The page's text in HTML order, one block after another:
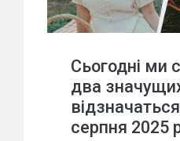
Сьогодні ми
два
серпня 2025